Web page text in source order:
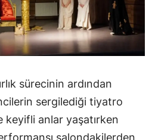
Mersin
İstanbul
İzmir
Kars
Kastamonu
Kayseri
sürecinin ardından
sergilediği tiyatro
keyifli anlar yaşatırken
salondakilerden